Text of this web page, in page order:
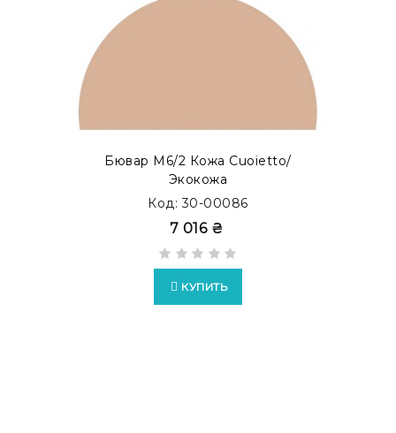
Также Вы можете заказать бювар с металлической
прослойкой внутри. Такой тип бюваров представлен,
как бювар с акцентом. Просмотреть готовые
модификации в каталоге
.
Бювар М6/2 Кожа Cuoietto/
Экокожа
Код: 30-00086
7 016 ₴
КУПИТЬ